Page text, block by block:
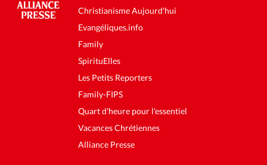
Christianisme Aujourd'hui
Evangéliques.info
Family
SpirituElles
Les Petits Reporters
Family-FIPS
Quart d'heure pour l'essentiel
Vacances Chrétiennes
Alliance Presse